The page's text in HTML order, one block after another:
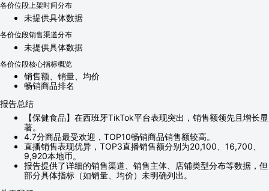
各价位段上架时间分布
未提供具体数据
各价位段销售渠道分布
未提供具体数据
各价位段核心指标概览
销售额、销量、均价
畅销商品排名
报告总结
【保健食品】在西班牙TikTok平台表现突出，销售额领先且增长显
著。
4.7分商品最受欢迎，TOP10畅销商品销售额较高。
直播销售表现优异，TOP3直播销售额分别为20,100、16,700、
9,920本地币。
报告提供了详细的销售渠道、销售主体、店铺类型分布等数据，但
部分具体指标（如销量、均价）未明确列出。